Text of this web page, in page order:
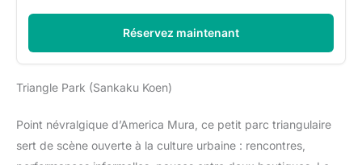
Réservez maintenant
Triangle Park (Sankaku Koen)
Point névralgique d’America Mura, ce petit parc triangulaire
sert de scène ouverte à la culture urbaine : rencontres,